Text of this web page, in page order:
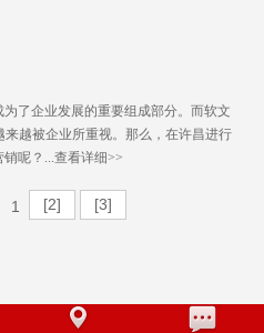
了企业发展的重要组成部分。而软文
越被企业所重视。那么，在许昌进行
销呢？...查看详细>>
1 [2] [3]